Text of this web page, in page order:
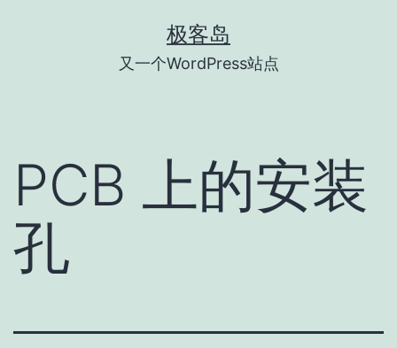
极客岛
又一个WordPress站点
PCB 上的安装
孔